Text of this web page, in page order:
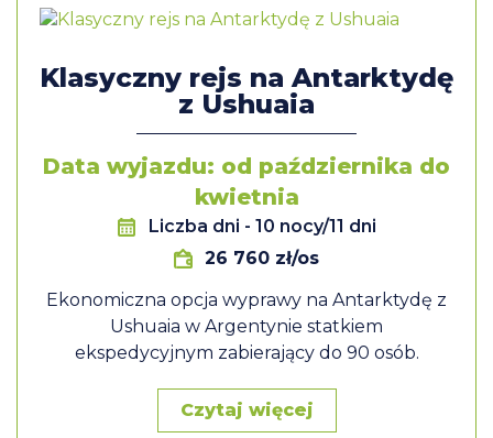
Klasyczny rejs na Antarktydę
z Ushuaia
Data wyjazdu: od października do
kwietnia
Liczba dni - 10 nocy/11 dni
26 760 zł/os
Ekonomiczna opcja wyprawy na Antarktydę z
Ushuaia w Argentynie statkiem
ekspedycyjnym zabierający do 90 osób.
Czytaj więcej